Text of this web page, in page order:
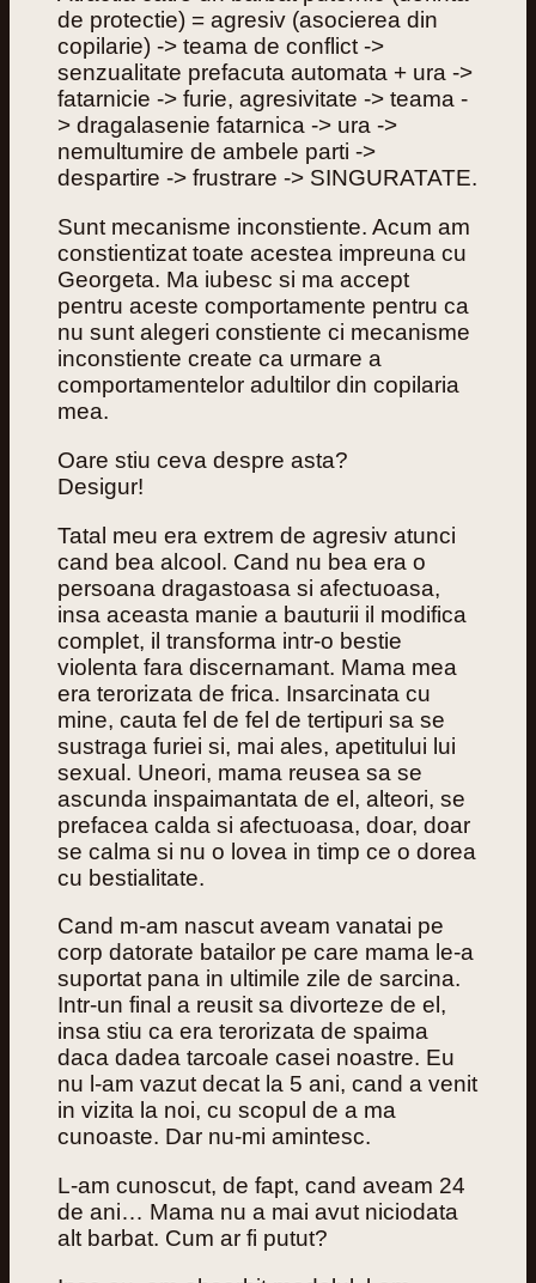
de protectie) = agresiv (asocierea din
copilarie) -> teama de conflict ->
senzualitate prefacuta automata + ura ->
fatarnicie -> furie, agresivitate -> teama -
> dragalasenie fatarnica -> ura ->
nemultumire de ambele parti ->
despartire -> frustrare -> SINGURATATE.
Sunt mecanisme inconstiente. Acum am
constientizat toate acestea impreuna cu
Georgeta. Ma iubesc si ma accept
pentru aceste comportamente pentru ca
nu sunt alegeri constiente ci mecanisme
inconstiente create ca urmare a
comportamentelor adultilor din copilaria
mea.
Oare stiu ceva despre asta?
Desigur!
Tatal meu era extrem de agresiv atunci
cand bea alcool. Cand nu bea era o
persoana dragastoasa si afectuoasa,
insa aceasta manie a bauturii il modifica
complet, il transforma intr-o bestie
violenta fara discernamant. Mama mea
era terorizata de frica. Insarcinata cu
mine, cauta fel de fel de tertipuri sa se
sustraga furiei si, mai ales, apetitului lui
sexual. Uneori, mama reusea sa se
ascunda inspaimantata de el, alteori, se
prefacea calda si afectuoasa, doar, doar
se calma si nu o lovea in timp ce o dorea
cu bestialitate.
Cand m-am nascut aveam vanatai pe
corp datorate batailor pe care mama le-a
suportat pana in ultimile zile de sarcina.
Intr-un final a reusit sa divorteze de el,
insa stiu ca era terorizata de spaima
daca dadea tarcoale casei noastre. Eu
nu l-am vazut decat la 5 ani, cand a venit
in vizita la noi, cu scopul de a ma
cunoaste. Dar nu-mi amintesc.
L-am cunoscut, de fapt, cand aveam 24
de ani… Mama nu a mai avut niciodata
alt barbat. Cum ar fi putut?